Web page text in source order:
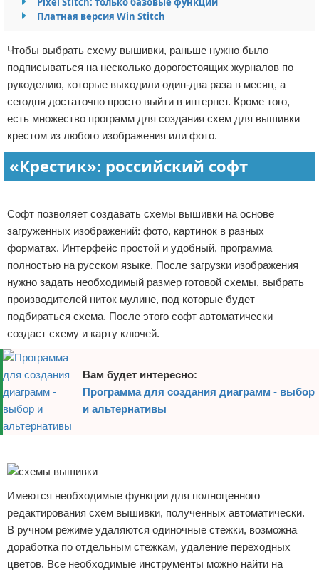
Программное обеспечение
Для автомобиля
Разное
Отказ от ответственности
Платная версия Win Stitch
Чтобы выбрать схему вышивки, раньше нужно было
подписываться на несколько дорогостоящих журналов по
рукоделию, которые выходили один-два раза в месяц, а
сегодня достаточно просто выйти в интернет. Кроме того,
есть множество программ для создания схем для вышивки
крестом из любого изображения или фото.
«Крестик»: российский софт
Софт позволяет создавать схемы вышивки на основе
загруженных изображений: фото, картинок в разных
форматах. Интерфейс простой и удобный, программа
полностью на русском языке. После загрузки изображения
нужно задать необходимый размер готовой схемы, выбрать
производителей ниток мулине, под которые будет
подбираться схема. После этого софт автоматически
создаст схему и карту ключей.
Вам будет интересно:
Программа для создания диаграмм - выбор
и альтернативы
Имеются необходимые функции для полноценного
редактирования схем вышивки, полученных автоматически.
В ручном режиме удаляются одиночные стежки, возможна
доработка по отдельным стежкам, удаление переходных
цветов. Все необходимые инструменты можно найти на